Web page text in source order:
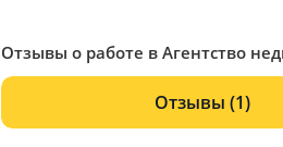
Отзывы о работе в Агентство
Отзывы(1)